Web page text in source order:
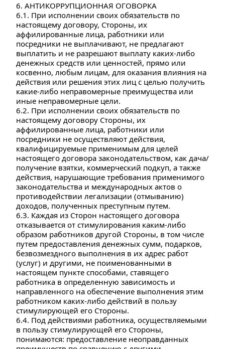
6. АНТИКОРРУПЦИОННАЯ ОГОВОРКА
6.1. При исполнении своих обязательств по
настоящему договору, Стороны, их
аффилированные лица, работники или
посредники не выплачивают, не предлагают
выплатить и не разрешают выплату каких-либо
денежных средств или ценностей, прямо или
косвенно, любым лицам, для оказания влияния на
действия или решения этих лиц с целью получить
какие-либо неправомерные преимущества или
иные неправомерные цели.
6.2. При исполнении своих обязательств по
настоящему договору Стороны, их
аффилированные лица, работники или
посредники не осуществляют действия,
квалифицируемые применимым для целей
настоящего договора законодательством, как дача/
получение взятки, коммерческий подкуп, а также
действия, нарушающие требования применимого
законодательства и международных актов о
противодействии легализации (отмыванию)
доходов, полученных преступным путем.
6.3. Каждая из Сторон настоящего договора
отказывается от стимулирования каким-либо
образом работников другой Стороны, в том числе
путем предоставления денежных сумм, подарков,
безвозмездного выполнения в их адрес работ
(услуг) и другими, не поименованными в
настоящем пункте способами, ставящего
работника в определенную зависимость и
направленного на обеспечение выполнения этим
работником каких-либо действий в пользу
стимулирующей его Стороны.
6.4. Под действиями работника, осуществляемыми
в пользу стимулирующей его Стороны,
понимаются: предоставление неоправданных